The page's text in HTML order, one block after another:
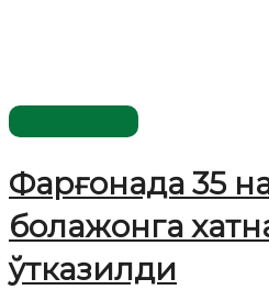
Фарғонада 35
болажонга
ўтказилди